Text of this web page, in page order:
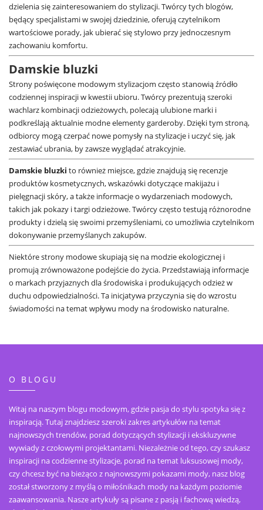
dzielenia się zainteresowaniem do stylizacji. Twórcy tych blogów,
będący specjalistami w swojej dziedzinie, oferują czytelnikom
wartościowe porady, jak ubierać się stylowo przy jednoczesnym
zachowaniu komfortu.
Damskie bluzki
Strony poświęcone modowym stylizacjom często stanowią źródło
codziennej inspiracji w kwestii ubioru. Twórcy prezentują szeroki
wachlarz kombinacji odzieżowych, polecają ulubione marki i
podkreślają aktualnie modne elementy garderoby. Dzięki tym stroną,
odbiorcy mogą czerpać nowe pomysły na stylizacje i uczyć się, jak
zestawiać ubrania, by zawsze wyglądać atrakcyjnie.
Damskie bluzki to również miejsce, gdzie znajdują się recenzje
produktów kosmetycznych, wskazówki dotyczące makijażu i
pielęgnacji skóry, a także informacje o wydarzeniach modowych,
takich jak pokazy i targi odzieżowe. Twórcy często testują różnorodne
produkty i dzielą się swoimi przemyśleniami, co umożliwia czytelnikom
dokonywanie przemyślanych zakupów.
Niektóre strony modowe skupiają się na modzie ekologicznej i
promują zrównoważone podejście do życia. Przedstawiają informacje
o markach przyjaznych dla środowiska i produkujących odzież w
duchu odpowiedzialności. Ta inicjatywa przyczynia się do wzrostu
świadomości na temat wpływu mody na środowisko naturalne.
O BLOGU
Witaj na naszym blogu modowym, gdzie pasja do stylu spotyka się z
inspiracją. Tutaj znajdziesz szeroki zakres artykułów na temat
najnowszych trendów, porad dotyczących stylizacji i ekskluzywne
wywiady z czołowymi projektantami. Niezależnie od tego, czy szukasz
inspiracji na codzienne stylizacje, porad na temat luksusowej mody,
czy chcesz być na bieżąco z najnowszymi pokazami mody, nasz blog
został stworzony z myślą o miłośnikach mody na każdym poziomie
zaawansowania. Nasze artykuły są pisane z pasją i fachową wiedzą,